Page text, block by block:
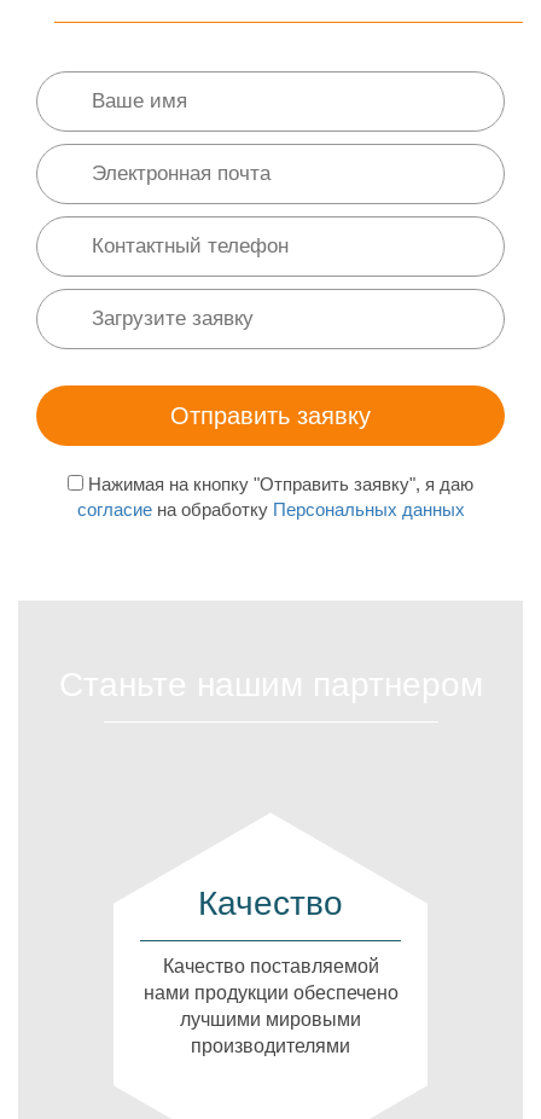
Нажимая на кнопку "Отправить заявку", я даю
согласиена обработку Персональных данных
Качество
Качество поставляемой
нами продукции обеспечено
лучшими мировыми
производителями